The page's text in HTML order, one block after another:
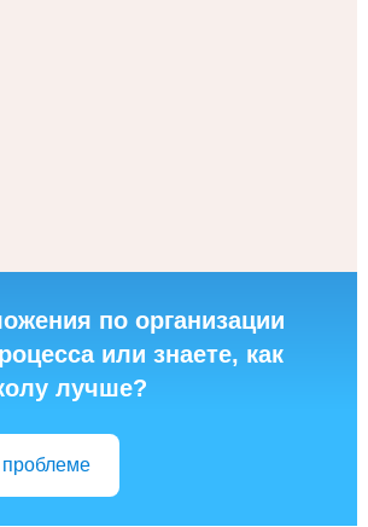
по организации
или знаете, как
лучше?
проблеме